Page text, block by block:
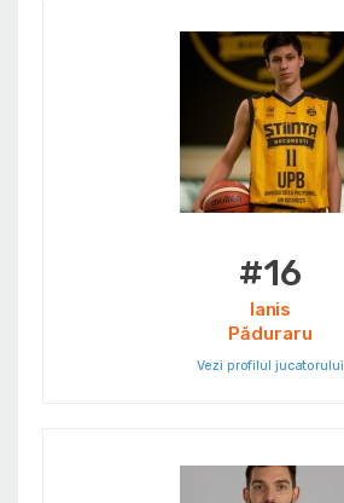
#16
Ianis
Păduraru
Vezi profilul jucatorului